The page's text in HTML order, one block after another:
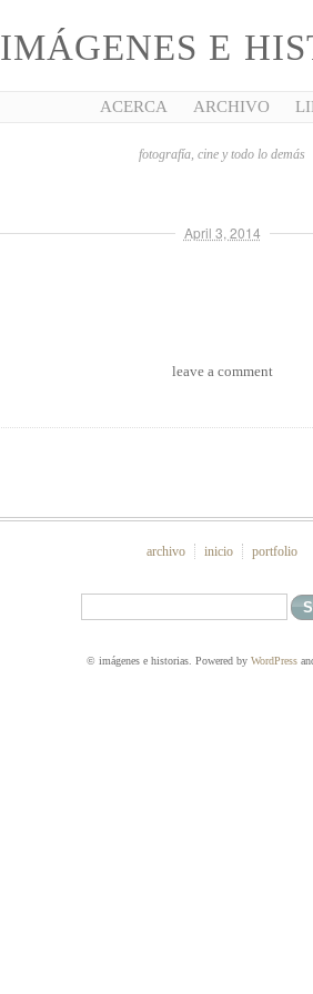
IMÁGENES E
ACERCA ARCHIVO
fotografía, cine y todo lo demás
April 3, 2014
leave a comment
archivo inicio portfolio
© imágenes e historias. Powered by WordPress